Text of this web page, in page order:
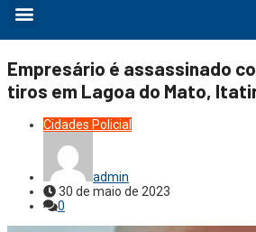
Empresário é assassinado
tiros em Lagoa do Mato,
Cidades Policial
admin
30 de maio de 2023
0